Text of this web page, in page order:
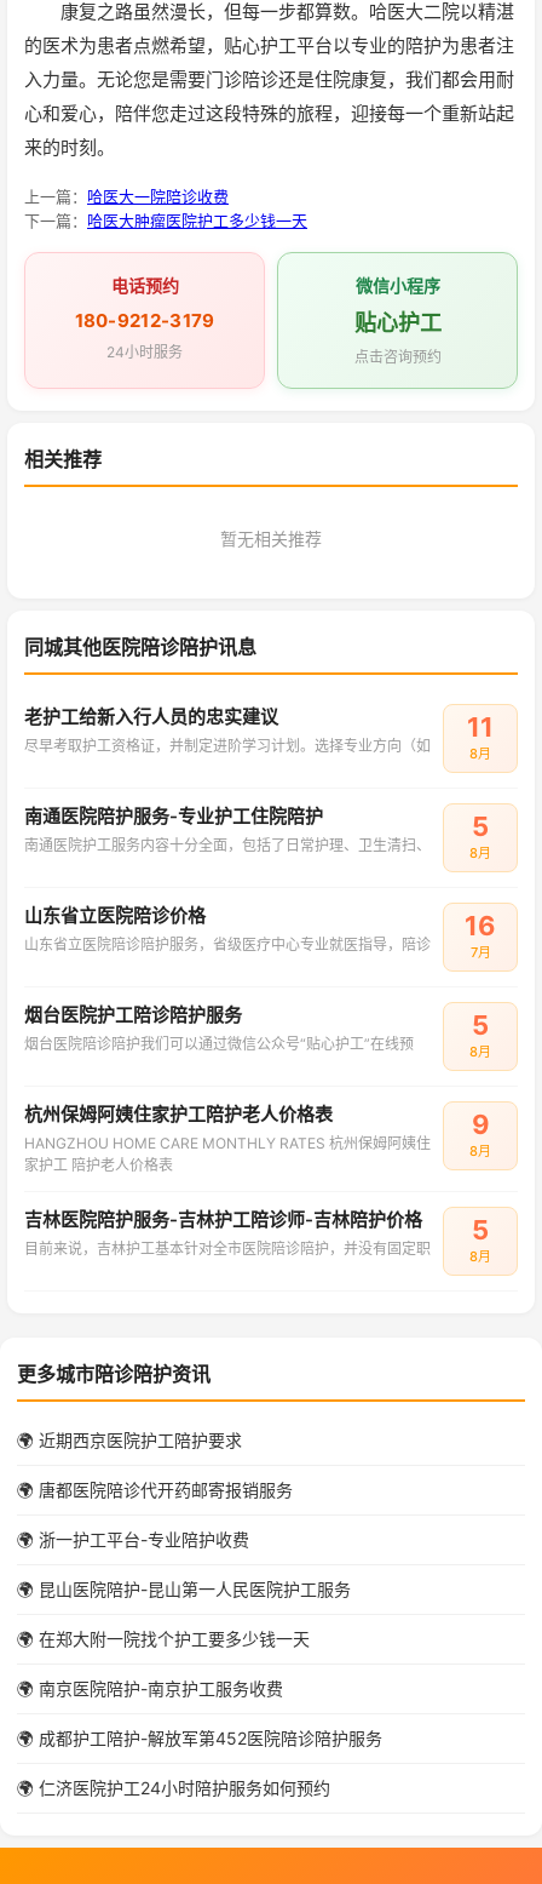
康复之路虽然漫长，但每一步都算数。哈医大二院以精湛
的医术为患者点燃希望，贴心护工平台以专业的陪护为患者注
入力量。无论您是需要门诊陪诊还是住院康复，我们都会用耐
心和爱心，陪伴您走过这段特殊的旅程，迎接每一个重新站起
来的时刻。
上一篇： 哈医大一院陪诊收费
下一篇： 哈医大肿瘤医院护工多少钱一天
电话预约
180-9212-3179
24小时服务
微信小程序
贴心护工
点击咨询预约
相关推荐
暂无相关推荐
同城其他医院陪诊陪护讯息
老护工给新入行人员的忠实建议
尽早考取护工资格证，并制定进阶学习计划。选择专业方向（如
11
8月
南通医院陪护服务-专业护工住院陪护
南通医院护工服务内容十分全面，包括了日常护理、卫生清扫、
5
8月
山东省立医院陪诊价格
山东省立医院陪诊陪护服务，省级医疗中心专业就医指导，陪诊
16
7月
烟台医院护工陪诊陪护服务
烟台医院陪诊陪护我们可以通过微信公众号“贴心护工”在线预
5
8月
杭州保姆阿姨住家护工陪护老人价格表
HANGZHOU HOME CARE MONTHLY RATES 杭州保姆阿姨住
家护工 陪护老人价格表
9
8月
吉林医院陪护服务-吉林护工陪诊师-吉林陪护价格
目前来说，吉林护工基本针对全市医院陪诊陪护，并没有固定职
5
8月
更多城市陪诊陪护资讯
🌍 近期西京医院护工陪护要求
🌍 唐都医院陪诊代开药邮寄报销服务
🌍 浙一护工平台-专业陪护收费
🌍 昆山医院陪护-昆山第一人民医院护工服务
🌍 在郑大附一院找个护工要多少钱一天
🌍 南京医院陪护-南京护工服务收费
🌍 成都护工陪护-解放军第452医院陪诊陪护服务
🌍 仁济医院护工24小时陪护服务如何预约